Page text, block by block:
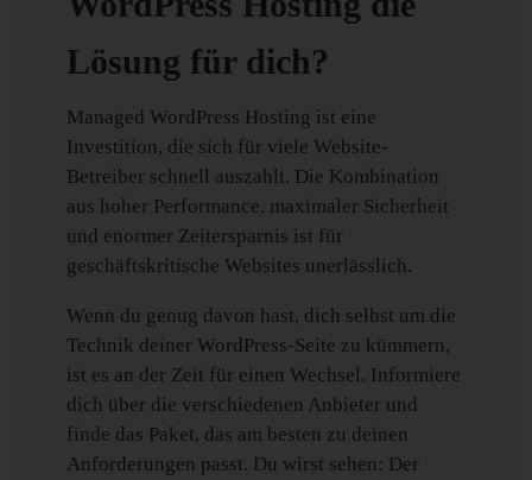
Lösung für dich?
Managed WordPress Hosting ist eine
Investition, die sich für viele Website-
Betreiber schnell auszahlt. Die Kombination
aus hoher Performance, maximaler Sicherheit
und enormer Zeitersparnis ist für
geschäftskritische Websites unerlässlich.
Wenn du genug davon hast, dich selbst um die
Technik deiner WordPress-Seite zu kümmern,
ist es an der Zeit für einen Wechsel. Informiere
dich über die verschiedenen Anbieter und
finde das Paket, das am besten zu deinen
Anforderungen passt. Du wirst sehen: Der